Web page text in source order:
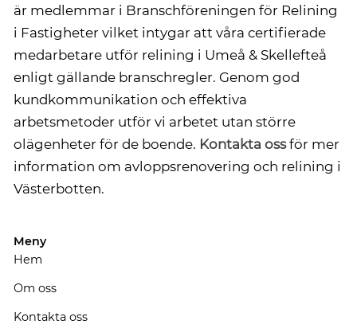
är medlemmar i Branschföreningen för Relining
i Fastigheter vilket intygar att våra certifierade
medarbetare utför relining i Umeå & Skellefteå
enligt gällande branschregler. Genom god
kundkommunikation och effektiva
arbetsmetoder utför vi arbetet utan större
olägenheter för de boende. Kontakta ossför mer
information om avloppsrenovering och relining i
Västerbotten.
Meny
Hem
Om oss
Kontakta oss